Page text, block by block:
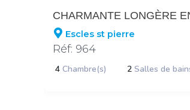
CHARMANTE LONGÈRE
Escles st pierre
Réf: 964
4 Chambre(s) 2 Salles de